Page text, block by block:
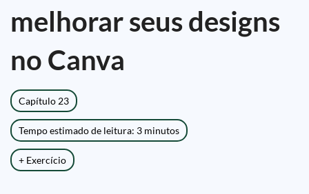
melhorar seus designs
no Canva
Capítulo 23
Tempo estimado de leitura: 3 minutos
+ Exercício